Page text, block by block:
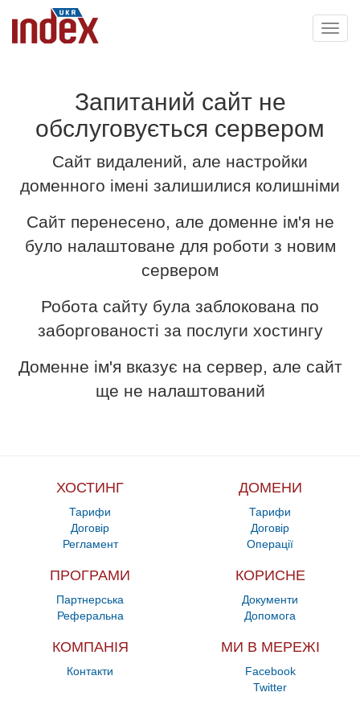
Запитаний сайт не
обслуговується сервером
Сайт видалений, але настройки
доменного імені залишилися колишніми
Сайт перенесено, але доменне ім'я не
було налаштоване для роботи з новим
сервером
Робота сайту була заблокована по
заборгованості за послуги хостингу
Доменне ім'я вказує на сервер, але сайт
ще не налаштований
ХОСТИНГ
Тарифи
Договір
Регламент
ДОМЕНИ
Тарифи
Договір
Операції
ПРОГРАМИ
Партнерська
Реферальна
КОРИСНЕ
Документи
Допомога
КОМПАНІЯ
Контакти
МИ В МЕРЕЖІ
Facebook
Twitter